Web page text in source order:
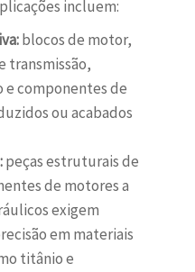
incluem:
blocos de motor,
transmissão,
e componentes de
ou acabados
peças estruturais de
de motores a
exigem
em materiais
titânio e